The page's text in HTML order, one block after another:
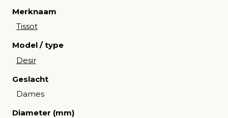
Merknaam
Tissot
Model / type
Desir
Geslacht
Dames
Diameter (mm)